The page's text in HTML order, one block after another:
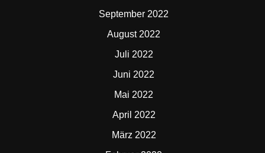
September 2022
August 2022
Juli 2022
Juni 2022
Mai 2022
April 2022
März 2022